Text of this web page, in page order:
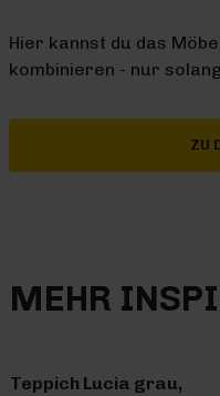
Hier kannst du das
kombinieren - nur
ZU
MEHR
Teppich Lucia grau,